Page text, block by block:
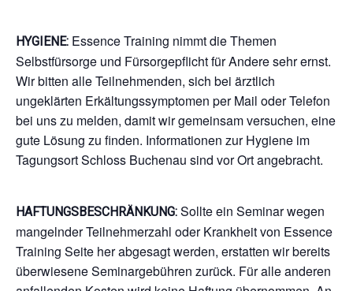
HYGIENE: Essence Training nimmt die Themen
Selbstfürsorge und Fürsorgepflicht für Andere sehr ernst.
Wir bitten alle Teilnehmenden, sich bei ärztlich
ungeklärten Erkältungssymptomen per Mail oder Telefon
bei uns zu melden, damit wir gemeinsam versuchen, eine
gute Lösung zu finden. Informationen zur Hygiene im
Tagungsort Schloss Buchenau sind vor Ort angebracht.
HAFTUNGSBESCHRÄNKUNG: Sollte ein Seminar wegen
mangelnder Teilnehmerzahl oder Krankheit von Essence
Training Seite her abgesagt werden, erstatten wir bereits
überwiesene Seminargebühren zurück. Für alle anderen